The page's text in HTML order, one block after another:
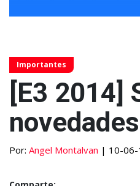
Importantes
[E3 2014]
Por: Angel Montalvan | 10-06-